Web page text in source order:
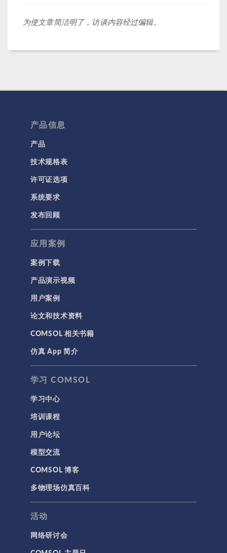
为使文章简洁明了，访谈内容经过编辑。
产品信息
产品
技术规格表
许可证选项
系统要求
发布回顾
应用案例
案例下载
产品演示视频
用户案例
论文和技术资料
COMSOL 相关书籍
仿真 App 简介
学习 COMSOL
学习中心
培训课程
用户论坛
模型交流
COMSOL 博客
多物理场仿真百科
活动
网络研讨会